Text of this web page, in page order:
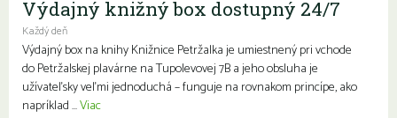
Výdajný knižný box dostupný 24/7
Každý deň
Výdajný box na knihy Knižnice Petržalka je umiestnený pri vchode
do Petržalskej plavárne na Tupolevovej 7B a jeho obsluha je
užívateľsky veľmi jednoduchá – funguje na rovnakom princípe, ako
napríklad ...Viac